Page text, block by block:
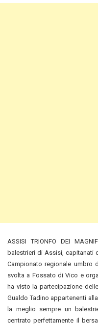
ASSISI TRIONFO DEI
balestrieri di Assisi, capitanati
Campionato regionale
svolta a Fossato di Vico e
ha visto la partecipazione
Gualdo Tadino appartenenti
la meglio sempre un
centrato perfettamente il